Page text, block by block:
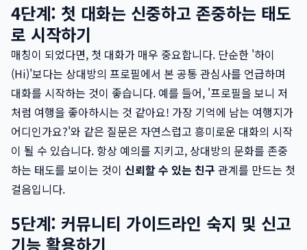
4단계: 첫 대화는 신중하고 존중하는 태도
로 시작하기
매칭이 되었다면, 첫 대화가 매우 중요합니다. 단순한 '하이
(Hi)'보다는 상대방의 프로필에서 본 공통 관심사를 언급하며
대화를 시작하는 것이 좋습니다. 예를 들어, '프로필을 보니 저
처럼 여행을 좋아하시는 것 같아요! 가장 기억에 남는 여행지가
어디인가요?'와 같은 질문은 자연스럽고 흥미로운 대화의 시작
이 될 수 있습니다. 항상 예의를 지키고, 상대방의 문화를 존중
하는 태도를 보이는 것이 신뢰할 수 있는 친구 관계를 만드는 첫
걸음입니다.
5단계: 커뮤니티 가이드라인 숙지 및 신고
기능 활용하기